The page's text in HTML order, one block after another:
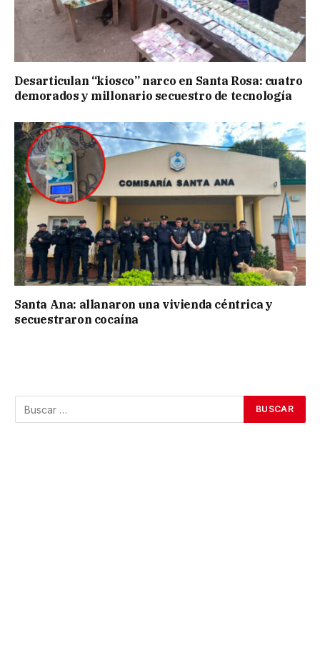
Desarticulan “kiosco” narco en Santa Rosa: cuatro
demorados y millonario secuestro de tecnología
Santa Ana: allanaron una vivienda céntrica y
secuestraron cocaína